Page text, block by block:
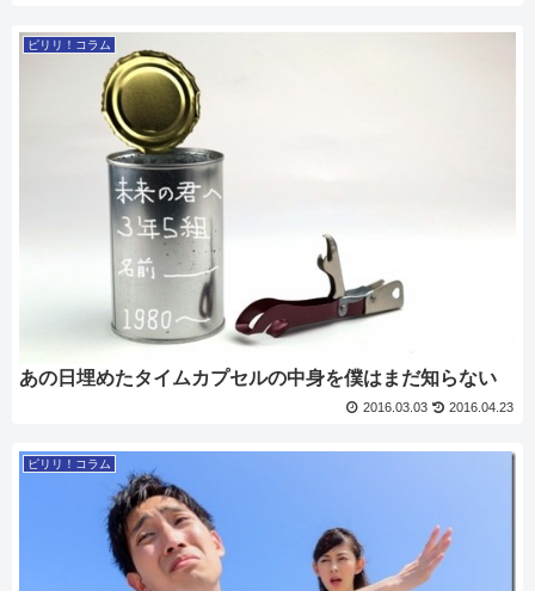
ピリリ！コラム
あの日埋めたタイムカプセルの中身を僕はまだ知らない
2016.03.03 2016.04.23
ピリリ！コラム